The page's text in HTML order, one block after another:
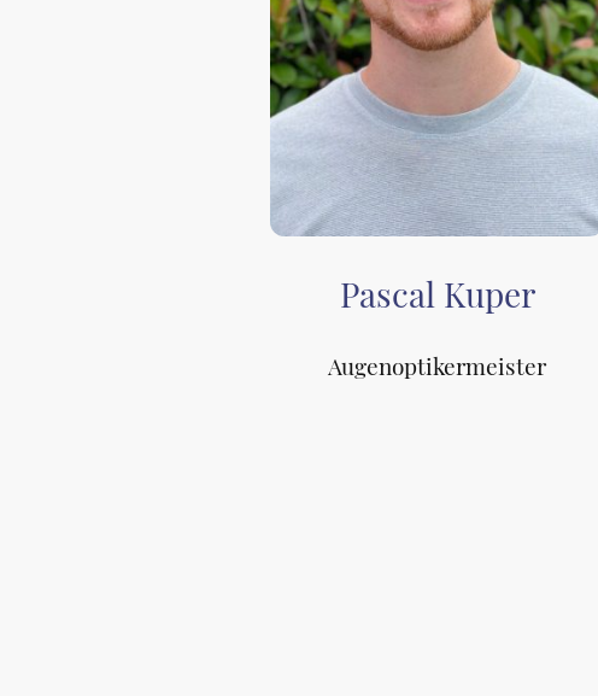
Pascal Kuper
Augenoptikermeister